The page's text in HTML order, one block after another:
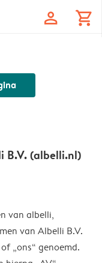
profile shopping_cart
B.V. (albelli.nl)
van albelli,
van Albelli B.V.
„ons“ genoemd.